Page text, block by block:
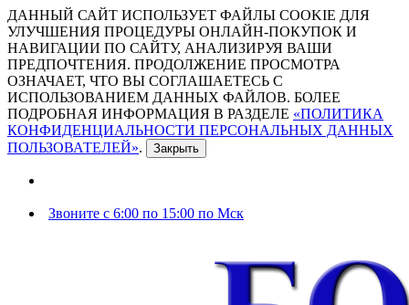
ДАННЫЙ САЙТ ИСПОЛЬЗУЕТ ФАЙЛЫ COOKIE ДЛЯ
УЛУЧШЕНИЯ ПРОЦЕДУРЫ ОНЛАЙН-ПОКУПОК И
НАВИГАЦИИ ПО САЙТУ, АНАЛИЗИРУЯ ВАШИ
ПРЕДПОЧТЕНИЯ. ПРОДОЛЖЕНИЕ ПРОСМОТРА
ОЗНАЧАЕТ, ЧТО ВЫ СОГЛАШАЕТЕСЬ С
ИСПОЛЬЗОВАНИЕМ ДАННЫХ ФАЙЛОВ. БОЛЕЕ
ПОДРОБНАЯ ИНФОРМАЦИЯ В РАЗДЕЛЕ «ПОЛИТИКА
КОНФИДЕНЦИАЛЬНОСТИ ПЕРСОНАЛЬНЫХ ДАННЫХ
ПОЛЬЗОВАТЕЛЕЙ». Закрыть
Звоните с 6:00 по 15:00 по Мск